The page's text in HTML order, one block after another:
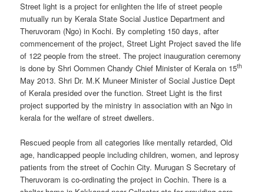
Street light is a project for enlighten the life of street people
mutually run by Kerala State Social Justice Department and
Theruvoram (Ngo) in Kochi. By completing 150 days, after
commencement of the project, Street Light Project saved the life
of 122 people from the street. The project inauguration ceremony
is done by Shri Oommen Chandy Chief Minister of Kerala on 15th
May 2013. Shri Dr. M.K Muneer Minister of Social Justice Dept
of Kerala presided over the function. Street Light is the first
project supported by the ministry in association with an Ngo in
kerala for the welfare of street dwellers.
Rescued people from all categories like mentally retarded, Old
age, handicapped people including children, women, and leprosy
patients from the street of Cochin City. Murugan S Secretary of
Theruvoram is co-ordinating the project in Cochin. There is a